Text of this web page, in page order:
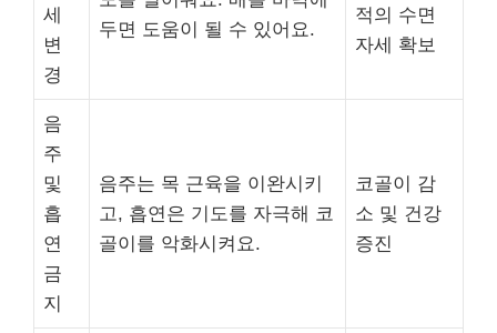
세
변
경
두면 도움이 될 수 있어요.
적의 수면
자세 확보
음
주
및
흡
연
금
지
음주는 목 근육을 이완시키
고, 흡연은 기도를 자극해 코
골이를 악화시켜요.
코골이 감
소 및 건강
증진